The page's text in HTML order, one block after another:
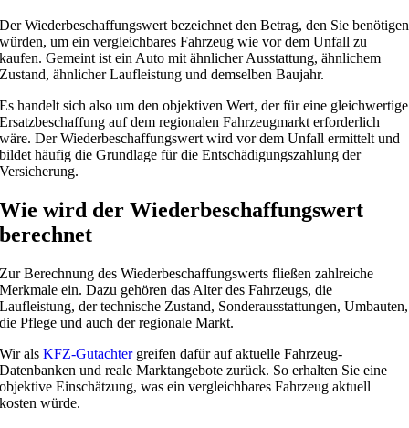
Der Wiederbeschaffungswert bezeichnet den Betrag, den Sie benötigen
würden, um ein vergleichbares Fahrzeug wie vor dem Unfall zu
kaufen. Gemeint ist ein Auto mit ähnlicher Ausstattung, ähnlichem
Zustand, ähnlicher Laufleistung und demselben Baujahr.
Es handelt sich also um den objektiven Wert, der für eine gleichwertige
Ersatzbeschaffung auf dem regionalen Fahrzeugmarkt erforderlich
wäre. Der Wiederbeschaffungswert wird vor dem Unfall ermittelt und
bildet häufig die Grundlage für die Entschädigungszahlung der
Versicherung.
Wie wird der Wiederbeschaffungswert
berechnet
Zur Berechnung des Wiederbeschaffungswerts fließen zahlreiche
Merkmale ein. Dazu gehören das Alter des Fahrzeugs, die
Laufleistung, der technische Zustand, Sonderausstattungen, Umbauten,
die Pflege und auch der regionale Markt.
Wir alsKFZ-Gutachtergreifen dafür auf aktuelle Fahrzeug-
Datenbanken und reale Marktangebote zurück. So erhalten Sie eine
objektive Einschätzung, was ein vergleichbares Fahrzeug aktuell
kosten würde.